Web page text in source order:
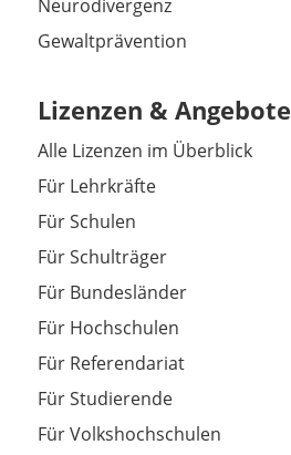
Neurodivergenz
Gewaltprävention
Lizenzen & Angebote
Alle Lizenzen im Überblick
Für Lehrkräfte
Für Schulen
Für Schulträger
Für Bundesländer
Für Hochschulen
Für Referendariat
Für Studierende
Für Volkshochschulen